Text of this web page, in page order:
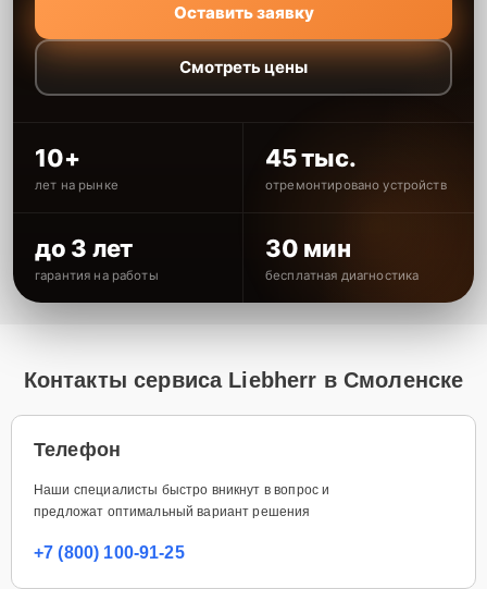
Оставить заявку
Смотреть цены
10+
лет на рынке
45 тыс.
отремонтировано устройств
до 3 лет
гарантия на работы
30 мин
бесплатная диагностика
Контакты сервиса Liebherr в Смоленске
Телефон
Наши специалисты быстро вникнут в вопрос и
предложат оптимальный вариант решения
+7 (800) 100-91-25